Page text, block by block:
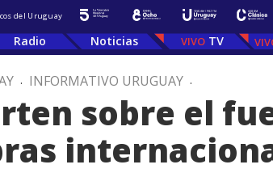
del Uruguay
Radio Noticias TV
. INFORMATIVO URUGUAY .
sobre el